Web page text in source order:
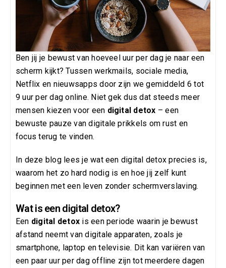
Ben jij je bewust van hoeveel uur per dag je naar een
scherm kijkt? Tussen werkmails, sociale media,
Netflix en nieuwsapps door zijn we gemiddeld 6 tot
9 uur per dag online. Niet gek dus dat steeds meer
mensen kiezen voor een digital detox – een
bewuste pauze van digitale prikkels om rust en
focus terug te vinden.
In deze blog lees je wat een digital detox precies is,
waarom het zo hard nodig is en hoe jij zelf kunt
beginnen met een leven zonder schermverslaving.
Wat is een digital detox?
Een digital detox is een periode waarin je bewust
afstand neemt van digitale apparaten, zoals je
smartphone, laptop en televisie. Dit kan variëren van
een paar uur per dag offline zijn tot meerdere dagen